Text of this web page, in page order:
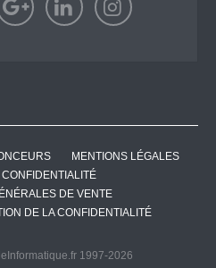
MENTIONS LÉGALES
DE VENTE
DE LA CONFIDENTIALITÉ
1997-2026